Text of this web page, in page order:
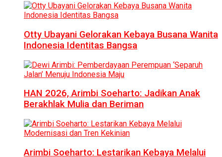
Otty Ubayani Gelorakan Kebaya Busana Wanita
Indonesia Identitas Bangsa
HAN 2026, Arimbi Soeharto: Jadikan Anak
Berakhlak Mulia dan Beriman
Arimbi Soeharto: Lestarikan Kebaya Melalui